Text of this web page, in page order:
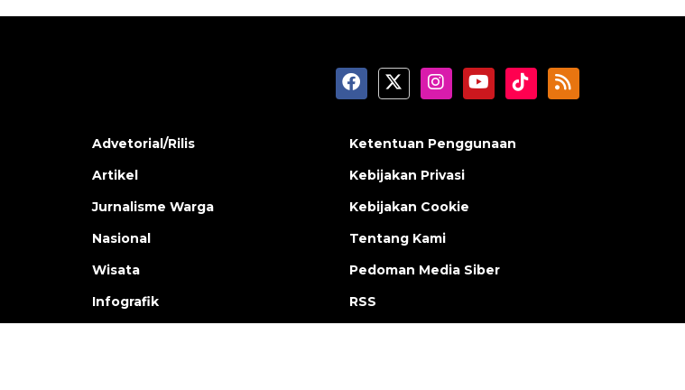
Advetorial/Rilis
Artikel
Jurnalisme Warga
Nasional
Wisata
Infografik
Ketentuan Penggunaan
Kebijakan Privasi
Kebijakan Cookie
Tentang Kami
Pedoman Media Siber
RSS